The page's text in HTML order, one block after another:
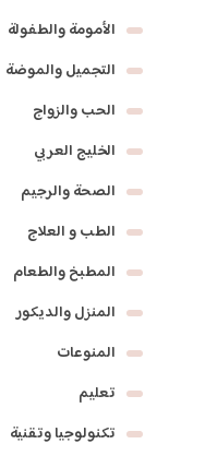
الأمومة والطفولة
التجميل والموضة
الحب والزواج
الخليج العربي
الصحة والرجيم
الطب و العلاج
المطبخ والطعام
المنزل والديكور
المنوعات
تعليم
تكنولوجيا وتقنية